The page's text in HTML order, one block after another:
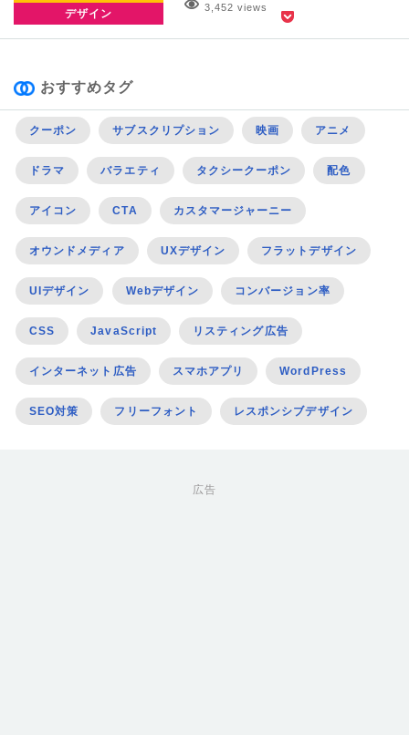
デザイン 3,452 views
おすすめタグ
クーポン サブスクリプション 映画 アニメ
ドラマ バラエティ タクシークーポン 配色
アイコン CTA カスタマージャーニー
オウンドメディア UXデザイン フラットデザイン
UIデザイン Webデザイン コンバージョン率
CSS JavaScript リスティング広告
インターネット広告 スマホアプリ WordPress
SEO対策 フリーフォント レスポンシブデザイン
広告